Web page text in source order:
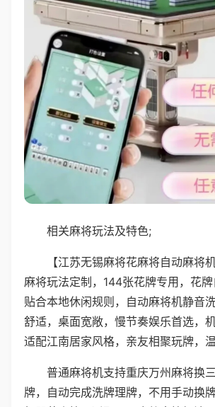
相关麻将玩法及特色;
【江苏无锡麻将花麻将自动麻将
麻将玩法定制，144张花牌专用，花牌
贴合本地休闲规则，自动麻将机静音
舒适，桌面宽敞，慢节奏娱乐首选，机
适配江南居家风格，亲友相聚玩牌，温
普通麻将机支持重庆万州麻将换
牌，自动完成洗牌理牌，不用手动换